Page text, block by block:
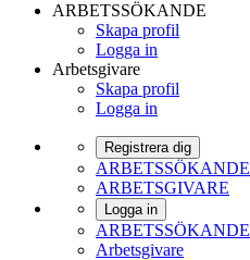
ARBETSSÖKANDE
Skapa profil
Logga in
Arbetsgivare
Skapa profil
Logga in
Registrera dig
ARBETSSÖKANDE
ARBETSGIVARE
Logga in
ARBETSSÖKANDE
Arbetsgivare